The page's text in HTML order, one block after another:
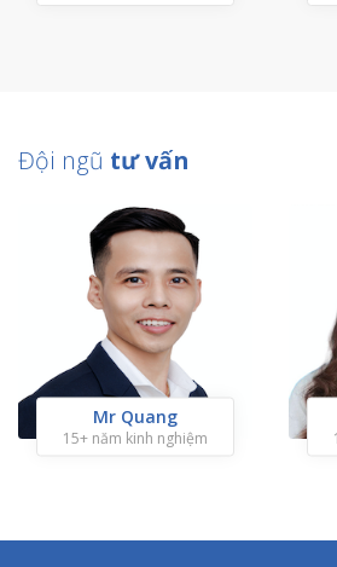
Đội ngũ tư vấn
Mr Quang
15+ năm kinh nghiệm